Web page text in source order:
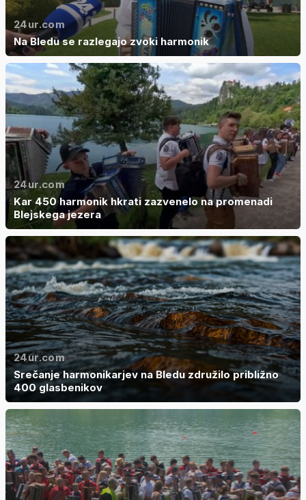
24ur.com
Na Bledu se razlegajo zvoki harmonik
24ur.com
Kar 450 harmonik hkrati zazvenelo na promenadi
Blejskega jezera
24ur.com
Srečanje harmonikarjev na Bledu združilo približno
400 glasbenikov